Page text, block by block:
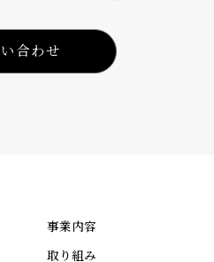
合わせ
事業内容
取り組み